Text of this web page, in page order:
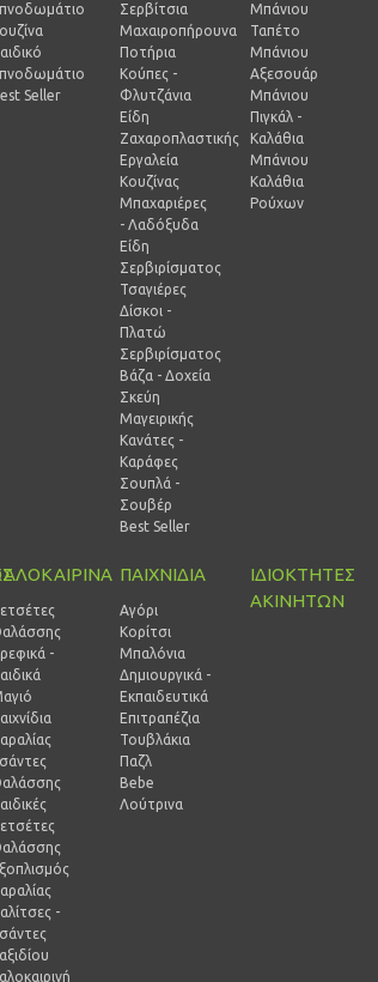
Seller
Σερβίτσια
Μαχαιροπήρουνα
Ποτήρια
Κούπες -
Φλυτζάνια
Είδη
Ζαχαροπλαστικής
Εργαλεία
Κουζίνας
Μπαχαριέρες
- Λαδόξυδα
Είδη
Σερβιρίσματος
Τσαγιέρες
Δίσκοι -
Πλατώ
Σερβιρίσματος
Βάζα - Δοχεία
Σκεύη
Μαγειρικής
Κανάτες -
Καράφες
Σουπλά -
Σουβέρ
Best Seller
Μπάνιου
Ταπέτο
Μπάνιου
Αξεσουάρ
Μπάνιου
Πιγκάλ -
Καλάθια
Μπάνιου
Καλάθια
Ρούχων
-
-
ΠΑΙΧΝΙΔΙΑ
Αγόρι
Κορίτσι
Μπαλόνια
Δημιουργικά -
Εκπαιδευτικά
Επιτραπέζια
Τουβλάκια
Παζλ
Bebe
Λούτρινα
ΙΔΙΟΚΤΗΤΕΣ
ΑΚΙΝΗΤΩΝ